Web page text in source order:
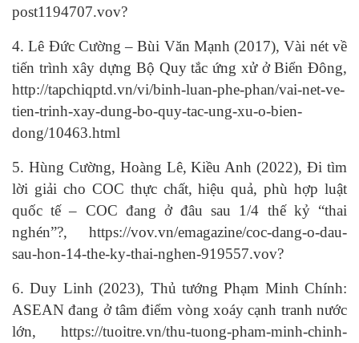
post1194707.vov?
4. Lê Đức Cường – Bùi Văn Mạnh (2017), Vài nét về
tiến trình xây dựng Bộ Quy tắc ứng xử ở Biển Đông,
http://tapchiqptd.vn/vi/binh-luan-phe-phan/vai-net-ve-
tien-trinh-xay-dung-bo-quy-tac-ung-xu-o-bien-
dong/10463.html
5. Hùng Cường, Hoàng Lê, Kiều Anh (2022), Đi tìm
lời giải cho COC thực chất, hiệu quả, phù hợp luật
quốc tế – COC đang ở đâu sau 1/4 thế kỷ “thai
nghén”?, https://vov.vn/emagazine/coc-dang-o-dau-
sau-hon-14-the-ky-thai-nghen-919557.vov?
6. Duy Linh (2023), Thủ tướng Phạm Minh Chính:
ASEAN đang ở tâm điểm vòng xoáy cạnh tranh nước
lớn, https://tuoitre.vn/thu-tuong-pham-minh-chinh-